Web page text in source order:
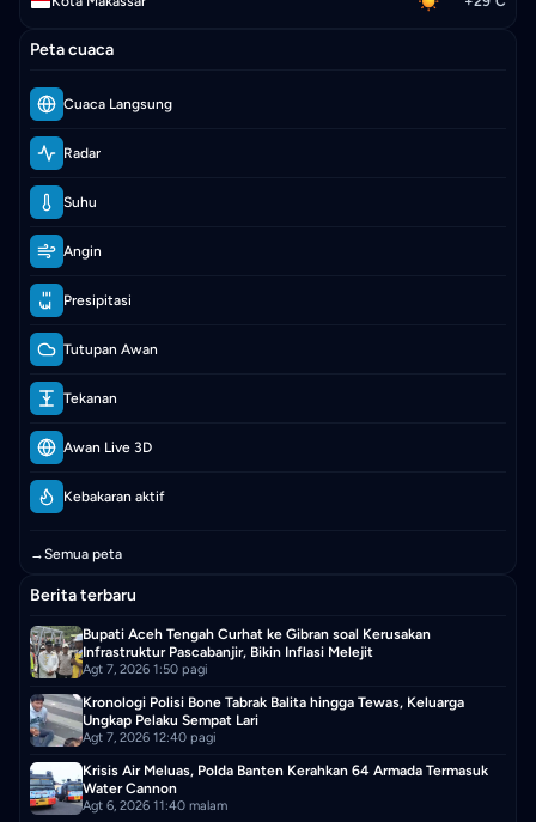
Peta cuaca
Cuaca Langsung
Radar
Suhu
Angin
Presipitasi
Tutupan Awan
Tekanan
Awan Live 3D
Kebakaran aktif
→Semua peta
Berita terbaru
Bupati Aceh Tengah Curhat ke Gibran soal Kerusakan
Infrastruktur Pascabanjir, Bikin Inflasi Melejit
Agt 7, 2026 1:50 pagi
Kronologi Polisi Bone Tabrak Balita hingga Tewas, Keluarga
Ungkap Pelaku Sempat Lari
Agt 7, 2026 12:40 pagi
Krisis Air Meluas, Polda Banten Kerahkan 64 Armada Termasuk
Water Cannon
Agt 6, 2026 11:40 malam